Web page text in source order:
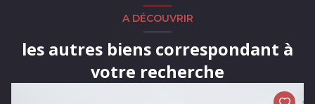
A DÉCOUVRIR
les autres biens correspondant à
votre recherche